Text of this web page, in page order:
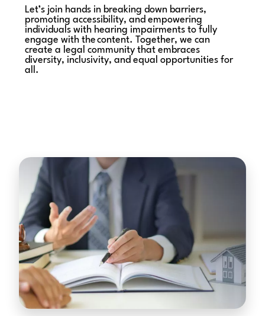
Let’s join hands in breaking down barriers,
promoting accessibility, and empowering
individuals with hearing impairments to fully
engage with the content. Together, we can
create a legal community that embraces
diversity, inclusivity, and equal opportunities for
all.